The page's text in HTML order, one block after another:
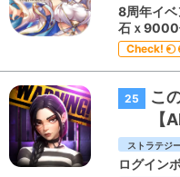
8周年イ
石ｘ9000
Check!
25
こ
【
ストラテジ
ログイン